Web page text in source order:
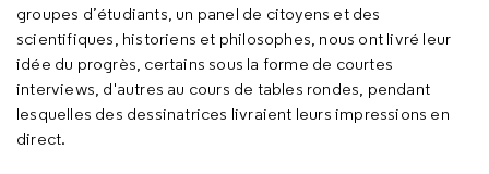
groupes d’étudiants, un panel de citoyens et des
scientifiques, historiens et philosophes, nous ont livré leur
idée du progrès, certains sous la forme de courtes
interviews, d'autres au cours de tables rondes, pendant
lesquelles des dessinatrices livraient leurs impressions en
direct.